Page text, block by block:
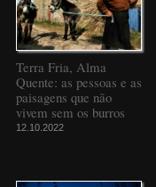
Terra Fria, Alma
Quente: as pessoas e as
paisagens que não
vivem sem os burros
12.10.2022